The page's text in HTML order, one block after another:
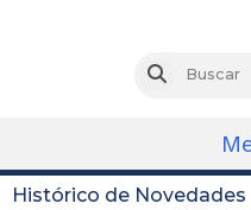
Buscar
Histórico de Novedades